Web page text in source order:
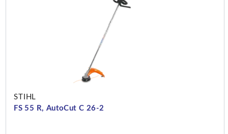
STIHL
FS 55 R, AutoCut C 26-2